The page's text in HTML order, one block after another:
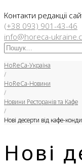
Контакти редакції
(+38 093) 901-43-46
info@horeca-
Искать:
HoReCa-Україна
/
HoReCa-Новини
/
Новини Ресторанів та Кафе
/
Нові десерти від кафе-
Нові